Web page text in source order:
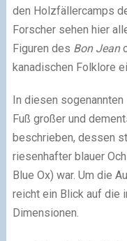
den Holzfällercamps
Forscher sehen hier
Figuren des Bon Jean
kanadischen Folklore
In diesen sogenannten
Fuß großer und
beschrieben, dessen
riesenhafter blauer
Blue Ox) war. Um die
reicht ein Blick auf die
Dimensionen.